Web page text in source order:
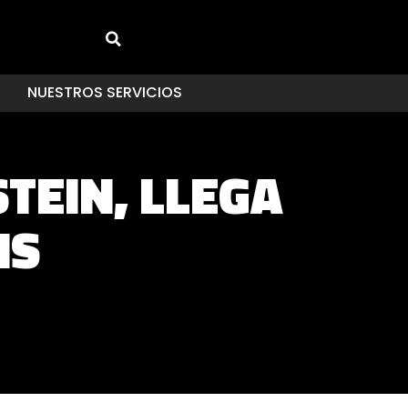
NUESTROS SERVICIOS
LLEGA